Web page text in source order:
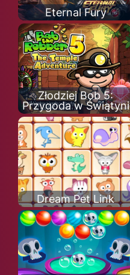
Eternal Fury
Złodziej Bob 5:
Przygoda w Świątyni
Dream Pet Link